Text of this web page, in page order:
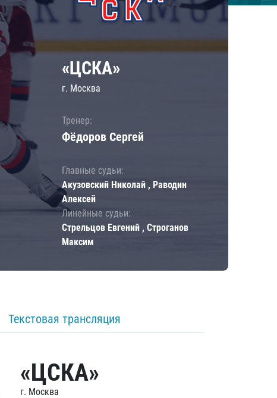
«ЦСКА»
г. Москва
Тренер:
Фёдоров Сергей
Главные судьи:
Акузовский Николай , Раводин
Алексей
Линейные судьи:
Стрельцов Евгений , Строганов
Максим
Текстовая трансляция
«ЦСКА»
г. Москва